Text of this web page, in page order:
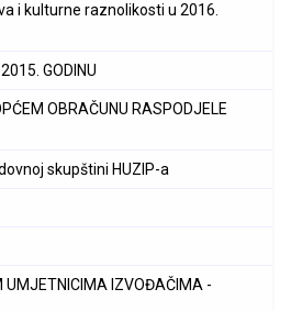
i kulturne raznolikosti u 2016.
GODINU
OBRAČUNU RASPODJELE
skupštini HUZIP-a
UMJETNICIMA IZVOĐAČIMA -